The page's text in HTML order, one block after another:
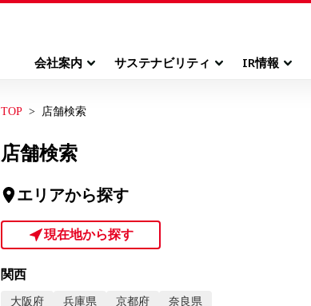
会社案内 サステナビリティ IR情報
TOP 店舗検索
店舗検索
エリアから探す
現在地から探す
関西
大阪府 兵庫県 京都府
奈良県